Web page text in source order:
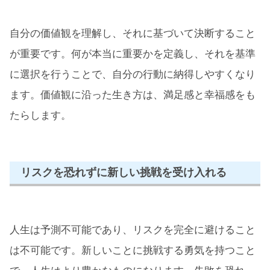
自分の価値観を理解し、それに基づいて決断すること
が重要です。何が本当に重要かを定義し、それを基準
に選択を行うことで、自分の行動に納得しやすくなり
ます。価値観に沿った生き方は、満足感と幸福感をも
たらします。
リスクを恐れずに新しい挑戦を受け入れる
人生は予測不可能であり、リスクを完全に避けること
は不可能です。新しいことに挑戦する勇気を持つこと